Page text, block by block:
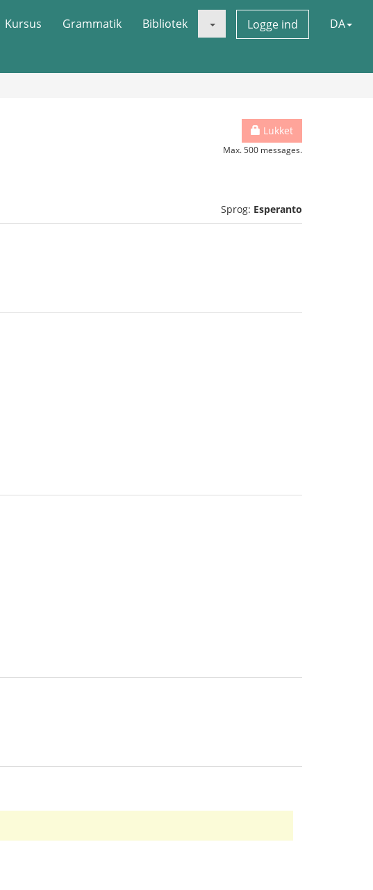
Kursus Grammatik Bibliotek Logge ind DA
Lukket
Max. 500 messages.
Sprog: Esperanto